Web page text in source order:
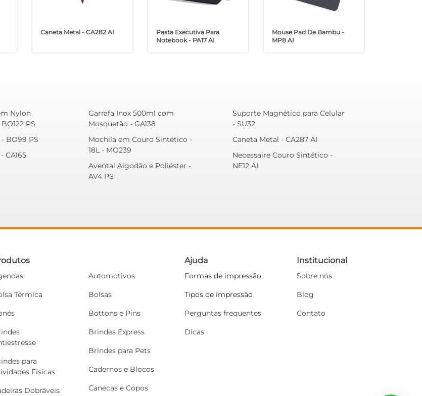
Caneta Metal - CA282 AI
Pasta Executiva Para
Notebook - PA17 AI
Mouse Pad De Bambu -
MP8 AI
Nylon
PS
BO99 PS
CA165
Garrafa Inox 500ml com
Mosquetão - GA138
Mochila em Couro Sintético -
18L - MO239
Avental Algodão e Poliéster -
AV4 PS
Suporte Magnético para Celular
- SU32
Caneta Metal - CA287 AI
Necessaire Couro Sintético -
NE12 AI
Térmica
para
Físicas
Dobráveis
Automotivos
Bolsas
Bottons e Pins
Brindes Express
Brindes para Pets
Cadernos e Blocos
Canecas e Copos
Ajuda
Formas de impressão
Tipos de impressão
Perguntas frequentes
Dicas
Institucional
Sobre nós
Blog
Contato